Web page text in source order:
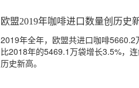
欧盟2019年咖啡进口数量创历史
2019年全年，欧盟共进口咖啡5660.2
比2018年的5469.1万袋增长3.5%，
历史新高。